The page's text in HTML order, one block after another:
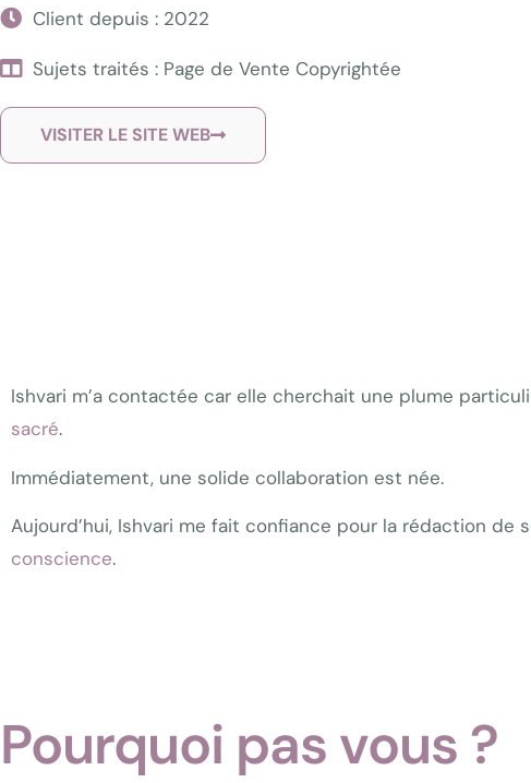
Client depuis : 2022
Sujets traités : Page de Vente Copyrightée
VISITER LE SITE WEB
Ishvari m’a contactée car elle cherchait une plume
sacré.
Immédiatement, une solide collaboration est née.
Aujourd’hui, Ishvari me fait confiance pour la rédaction
conscience.
Pourquoi pas vous ?